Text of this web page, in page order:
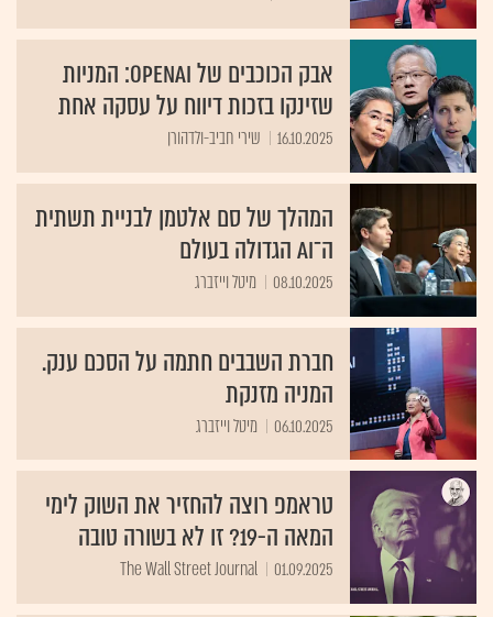
אבק הכוכבים של OpenAI: המניות
שזינקו בזכות דיווח על עסקה אחת
16.10.2025 שירי חביב-ולדהורן
המהלך של סם אלטמן לבניית תשתית
ה־AI הגדולה בעולם
08.10.2025 מיטל וייזברג
חברת השבבים חתמה על הסכם ענק.
המניה מזנקת
06.10.2025 מיטל וייזברג
טראמפ רוצה להחזיר את השוק לימי
המאה ה-19? זו לא בשורה טובה
01.09.2025
The Wall Street Journal